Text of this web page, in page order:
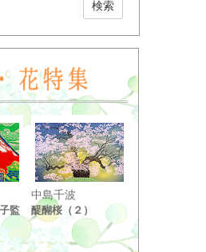
監
中島千波
醍醐桜（２）
り ...